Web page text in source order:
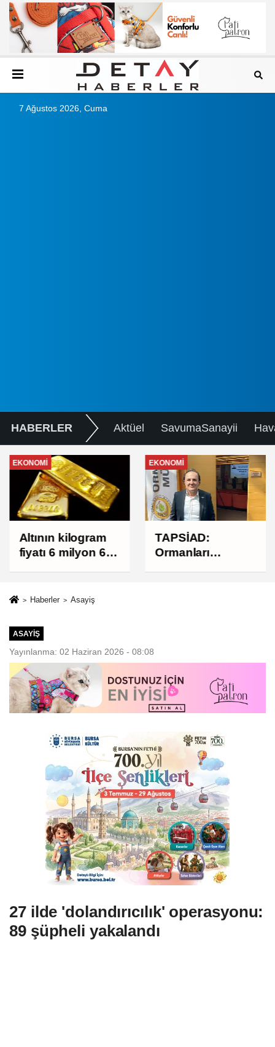
7 Ağustos 2026, Cuma
HABERLER Aktüel SavumaSanayii
EKONOMI
Altının kilogram
fiyatı 6 milyon 673
EKONOMI
TAPSİAD:
Ormanları
Haberler Asayiş
ASAYIŞ
Yayınlanma: 02 Haziran 2026 - 08:08
27 ilde 'dolandırıcılık' operasyonu:
89 şüpheli yakalandı